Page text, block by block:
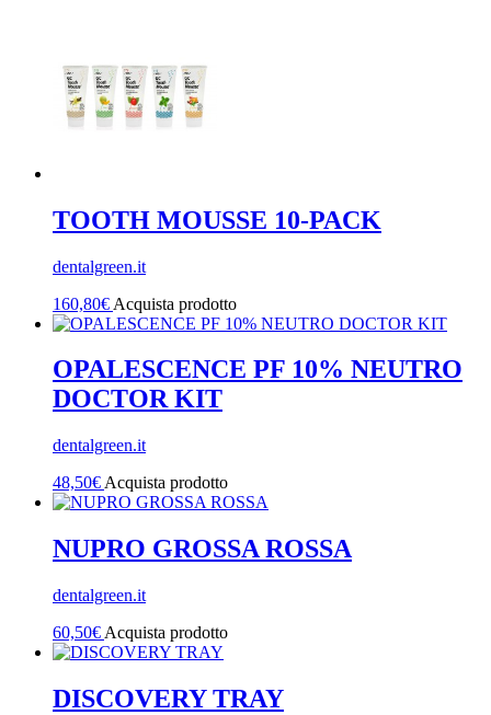
TOOTH MOUSSE 10-PACK
dentalgreen.it
160,80€ Acquista prodotto
OPALESCENCE PF 10% NEUTRO
DOCTOR KIT
dentalgreen.it
48,50€ Acquista prodotto
NUPRO GROSSA ROSSA
dentalgreen.it
60,50€ Acquista prodotto
DISCOVERY TRAY